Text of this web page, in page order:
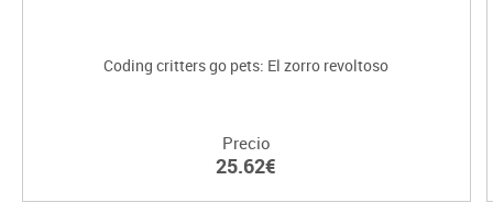
Coding critters go pets: El zorro revoltoso
Precio
25.62€